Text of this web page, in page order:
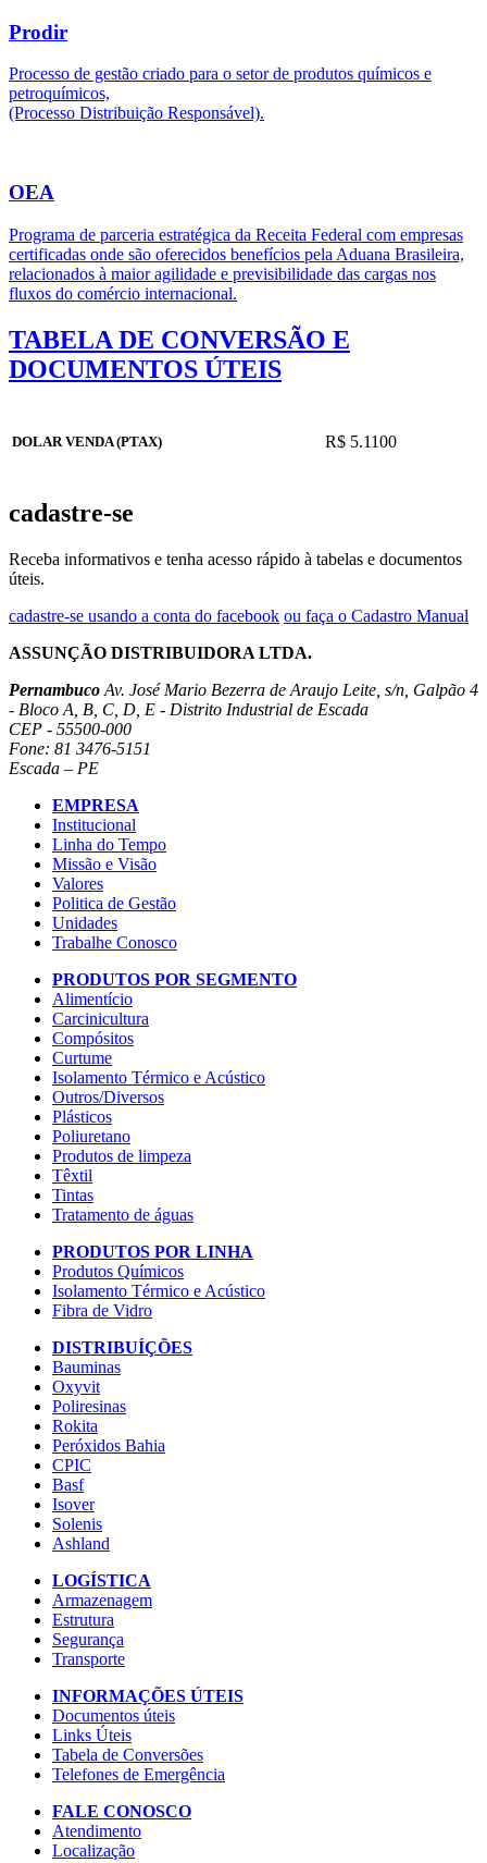
Prodir
Processo de gestão criado para o setor de produtos químicos e
petroquímicos,
(Processo Distribuição Responsável).
OEA
Programa de parceria estratégica da Receita Federal com empresas
certificadas onde são oferecidos benefícios pela Aduana Brasileira,
relacionados à maior agilidade e previsibilidade das cargas nos
fluxos do comércio internacional.
TABELA DE CONVERSÃO E
DOCUMENTOS ÚTEIS
DOLAR VENDA (PTAX) R$ 5.1100
cadastre-se
Receba informativos e tenha acesso rápido à tabelas e documentos
úteis.
cadastre-se usando a conta do facebook ou faça o Cadastro Manual
ASSUNÇÃO DISTRIBUIDORA LTDA.
Pernambuco Av. José Mario Bezerra de Araujo Leite, s/n, Galpão 4
- Bloco A, B, C, D, E - Distrito Industrial de Escada
CEP - 55500-000
Fone: 81 3476-5151
Escada – PE
EMPRESA
Institucional
Linha do Tempo
Missão e Visão
Valores
Politica de Gestão
Unidades
Trabalhe Conosco
PRODUTOS POR SEGMENTO
Alimentício
Carcinicultura
Compósitos
Curtume
Isolamento Térmico e Acústico
Outros/Diversos
Plásticos
Poliuretano
Produtos de limpeza
Têxtil
Tintas
Tratamento de águas
PRODUTOS POR LINHA
Produtos Químicos
Isolamento Térmico e Acústico
Fibra de Vidro
DISTRIBUÍÇÕES
Bauminas
Oxyvit
Poliresinas
Rokita
Peróxidos Bahia
CPIC
Basf
Isover
Solenis
Ashland
LOGÍSTICA
Armazenagem
Estrutura
Segurança
Transporte
INFORMAÇÕES ÚTEIS
Documentos úteis
Links Úteis
Tabela de Conversões
Telefones de Emergência
FALE CONOSCO
Atendimento
Localização